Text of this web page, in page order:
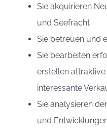
Sie akquirieren
und Seefracht
Sie betreuen und
Sie bearbeiten
erstellen
interessante
Sie analysieren
und